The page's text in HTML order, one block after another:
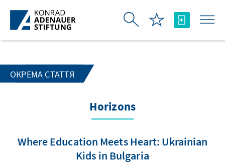
Skip to Main Content
ОКРЕМА СТАТТЯ
Horizons
Where Education Meets Heart: Ukrainian
Kids in Bulgaria